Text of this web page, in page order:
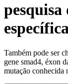
Também pode ser
gene smad4, éxon
mutação conhecida